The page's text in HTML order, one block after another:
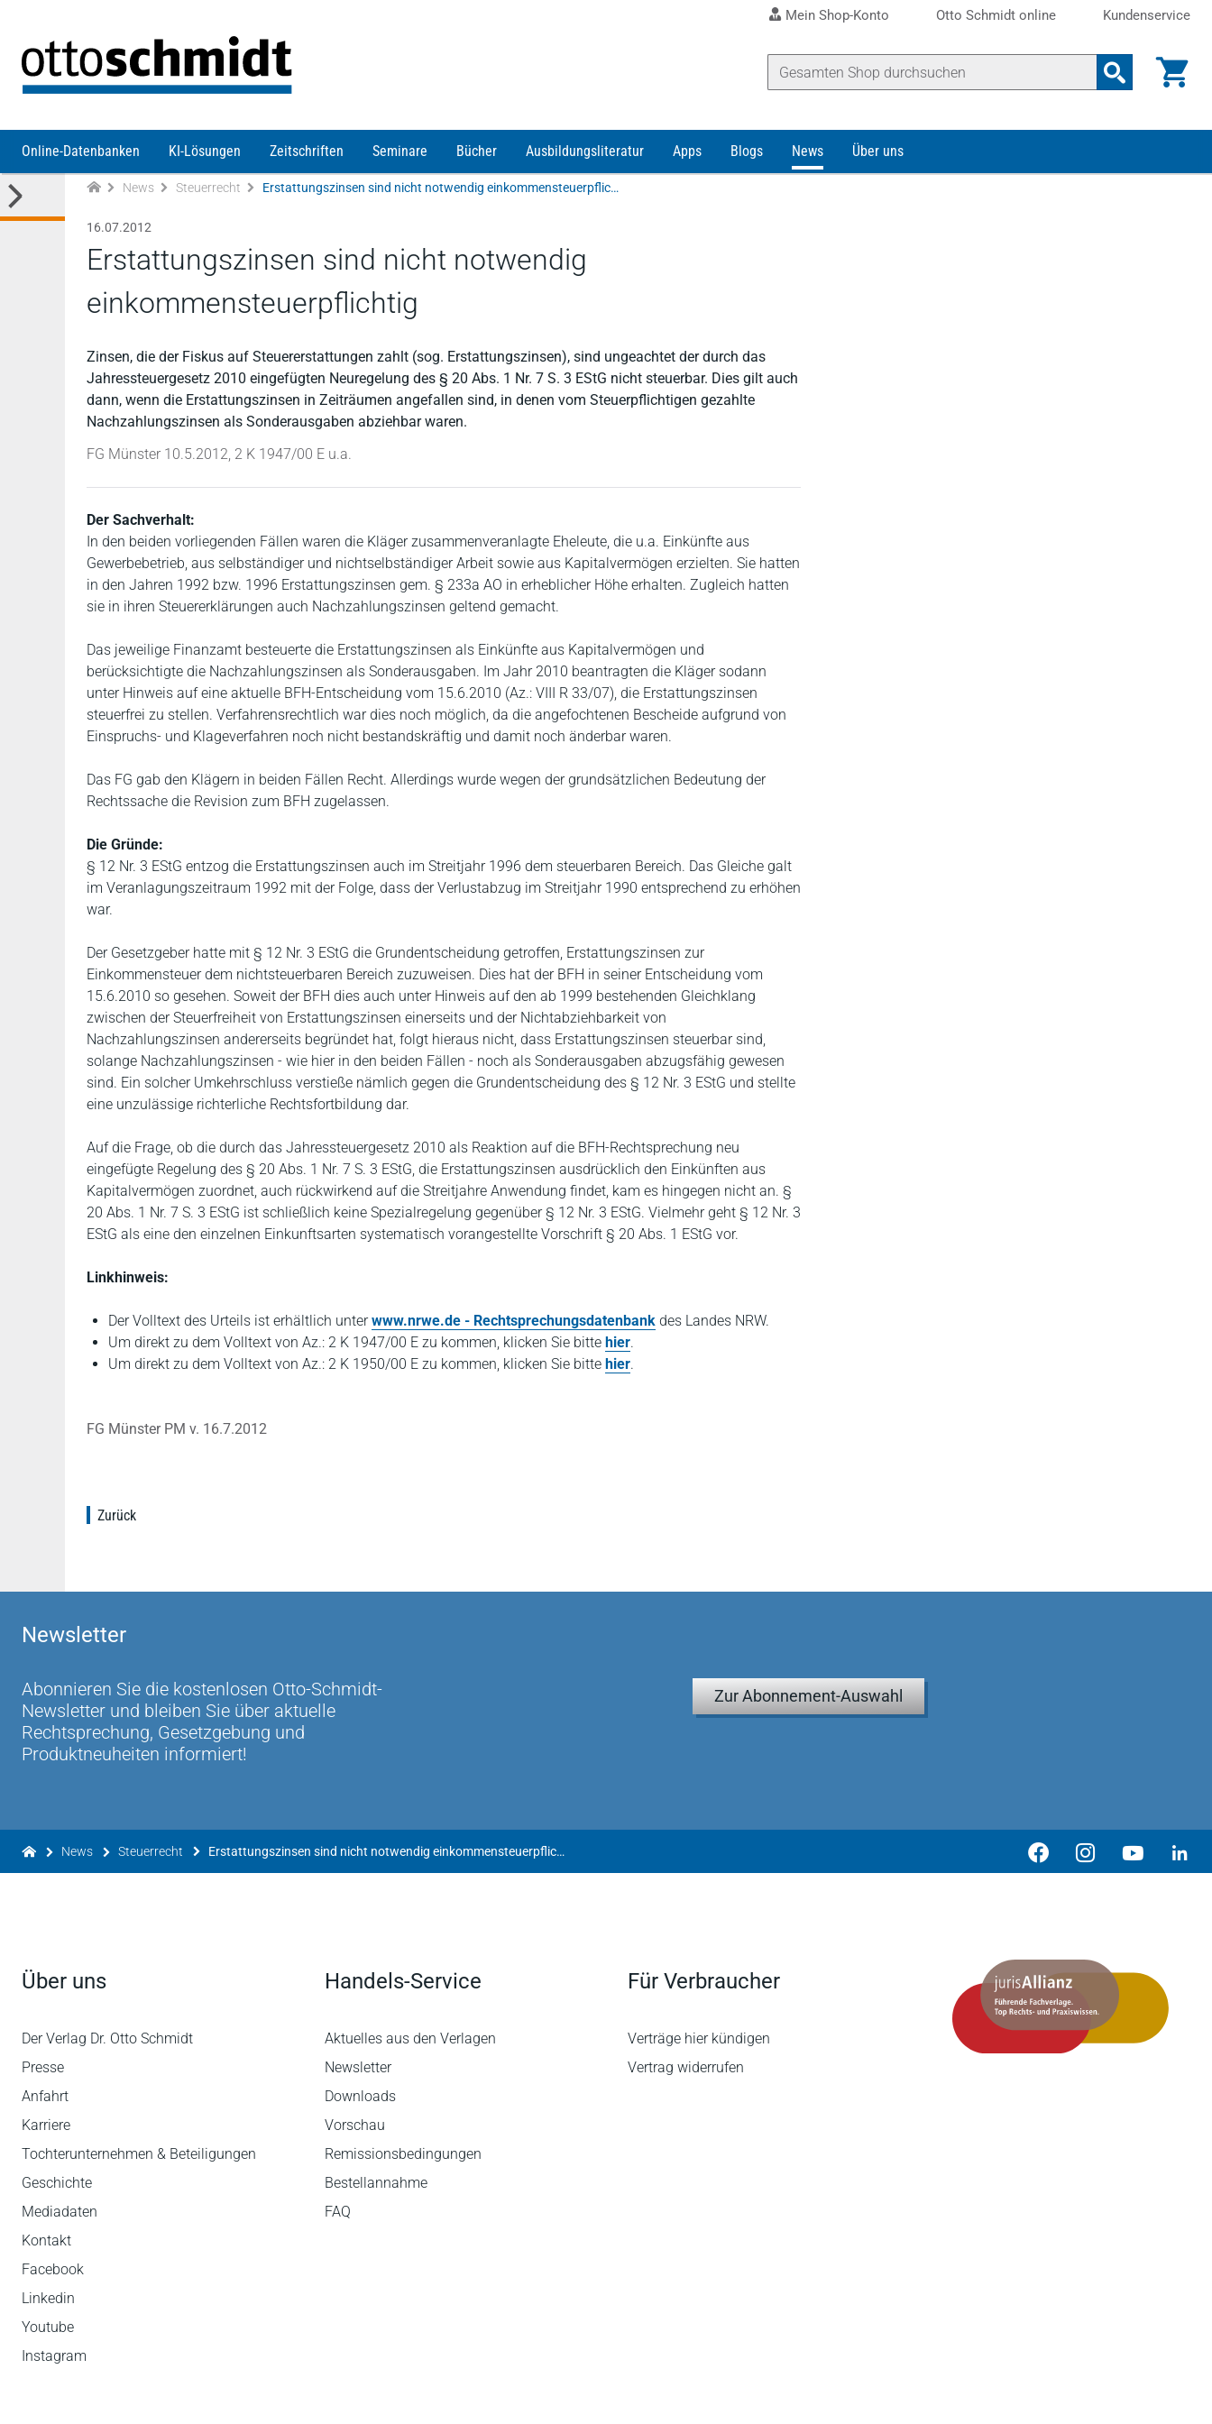
Mein Shop-Konto Otto Schmidt online Kundenservice
Online-Datenbanken KI-Lösungen Zeitschriften Seminare Bücher Ausbildungsliteratur Apps Blogs News Über uns
News Steuerrecht Erstattungszinsen sind nicht notwendig einkommensteuerpflichtig
16.07.2012
Erstattungszinsen sind nicht notwendig
einkommensteuerpflichtig
Zinsen, die der Fiskus auf Steuererstattungen zahlt (sog. Erstattungszinsen), sind ungeachtet der durch das
Jahressteuergesetz 2010 eingefügten Neuregelung des § 20 Abs. 1 Nr. 7 S. 3 EStG nicht steuerbar. Dies gilt auch
dann, wenn die Erstattungszinsen in Zeiträumen angefallen sind, in denen vom Steuerpflichtigen gezahlte
Nachzahlungszinsen als Sonderausgaben abziehbar waren.
FG Münster 10.5.2012, 2 K 1947/00 E u.a.
Der Sachverhalt:
In den beiden vorliegenden Fällen waren die Kläger zusammenveranlagte Eheleute, die u.a. Einkünfte aus
Gewerbebetrieb, aus selbständiger und nichtselbständiger Arbeit sowie aus Kapitalvermögen erzielten. Sie hatten
in den Jahren 1992 bzw. 1996 Erstattungszinsen gem. § 233a AO in erheblicher Höhe erhalten. Zugleich hatten
sie in ihren Steuererklärungen auch Nachzahlungszinsen geltend gemacht.
Das jeweilige Finanzamt besteuerte die Erstattungszinsen als Einkünfte aus Kapitalvermögen und
berücksichtigte die Nachzahlungszinsen als Sonderausgaben. Im Jahr 2010 beantragten die Kläger sodann
unter Hinweis auf eine aktuelle BFH-Entscheidung vom 15.6.2010 (Az.: VIII R 33/07), die Erstattungszinsen
steuerfrei zu stellen. Verfahrensrechtlich war dies noch möglich, da die angefochtenen Bescheide aufgrund von
Einspruchs- und Klageverfahren noch nicht bestandskräftig und damit noch änderbar waren.
Das FG gab den Klägern in beiden Fällen Recht. Allerdings wurde wegen der grundsätzlichen Bedeutung der
Rechtssache die Revision zum BFH zugelassen.
Die Gründe:
§ 12 Nr. 3 EStG entzog die Erstattungszinsen auch im Streitjahr 1996 dem steuerbaren Bereich. Das Gleiche galt
im Veranlagungszeitraum 1992 mit der Folge, dass der Verlustabzug im Streitjahr 1990 entsprechend zu erhöhen
war.
Der Gesetzgeber hatte mit § 12 Nr. 3 EStG die Grundentscheidung getroffen, Erstattungszinsen zur
Einkommensteuer dem nichtsteuerbaren Bereich zuzuweisen. Dies hat der BFH in seiner Entscheidung vom
15.6.2010 so gesehen. Soweit der BFH dies auch unter Hinweis auf den ab 1999 bestehenden Gleichklang
zwischen der Steuerfreiheit von Erstattungszinsen einerseits und der Nichtabziehbarkeit von
Nachzahlungszinsen andererseits begründet hat, folgt hieraus nicht, dass Erstattungszinsen steuerbar sind,
solange Nachzahlungszinsen - wie hier in den beiden Fällen - noch als Sonderausgaben abzugsfähig gewesen
sind. Ein solcher Umkehrschluss verstieße nämlich gegen die Grundentscheidung des § 12 Nr. 3 EStG und stellte
eine unzulässige richterliche Rechtsfortbildung dar.
Auf die Frage, ob die durch das Jahressteuergesetz 2010 als Reaktion auf die BFH-Rechtsprechung neu
eingefügte Regelung des § 20 Abs. 1 Nr. 7 S. 3 EStG, die Erstattungszinsen ausdrücklich den Einkünften aus
Kapitalvermögen zuordnet, auch rückwirkend auf die Streitjahre Anwendung findet, kam es hingegen nicht an. §
20 Abs. 1 Nr. 7 S. 3 EStG ist schließlich keine Spezialregelung gegenüber § 12 Nr. 3 EStG. Vielmehr geht § 12 Nr. 3
EStG als eine den einzelnen Einkunftsarten systematisch vorangestellte Vorschrift § 20 Abs. 1 EStG vor.
Linkhinweis:
Der Volltext des Urteils ist erhältlich unterwww.nrwe.de - Rechtsprechungsdatenbank des Landes NRW.
Um direkt zu dem Volltext von Az.: 2 K 1947/00 E zu kommen, klicken Sie bitte hier.
Um direkt zu dem Volltext von Az.: 2 K 1950/00 E zu kommen, klicken Sie bitte hier.
FG Münster PM v. 16.7.2012
Zurück
Newsletter
Abonnieren Sie die kostenlosen Otto-Schmidt-
Newsletter und bleiben Sie über aktuelle
Rechtsprechung, Gesetzgebung und
Produktneuheiten informiert!
Zur Abonnement-Auswahl
News Steuerrecht Erstattungszinsen sind nicht notwendig einkommensteuerpflichtig
Über uns
Der Verlag Dr. Otto Schmidt
Presse
Anfahrt
Karriere
Tochterunternehmen & Beteiligungen
Geschichte
Mediadaten
Kontakt
Facebook
Linkedin
Youtube
Instagram
Handels-Service
Aktuelles aus den Verlagen
Newsletter
Downloads
Vorschau
Remissionsbedingungen
Bestellannahme
FAQ
Für Verbraucher
Verträge hier kündigen
Vertrag widerrufen